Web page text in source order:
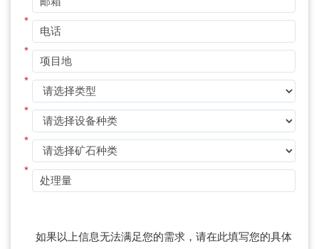
*
*
*
*
*
*
如果以上信息无法满足您的需求，请在此填写您的具体